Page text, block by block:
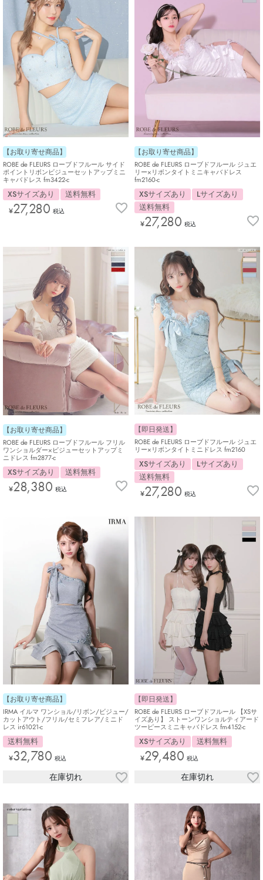
【お取り寄せ商品】
ROBE de FLEURS ローブドフルール サイド
ポイントリボンビジューセットアップミニ
キャバドレス fm3422-c
XSサイズあり 送料無料
¥27,280 税込
【お取り寄せ商品】
ROBE de FLEURS ローブドフルール ジュエ
リー×リボンタイトミニキャバドレス
fm2160-c
XSサイズあり
Lサイズあり
送料無料
¥27,280 税込
【お取り寄せ商品】
ROBE de FLEURS ローブドフルール フリル
ワンショルダー×ビジューセットアップミ
ニドレス fm2877-c
XSサイズあり 送料無料
¥28,380 税込
【即日発送】
ROBE de FLEURS ローブドフルール ジュエ
リー×リボンタイトミニドレス fm2160
XSサイズあり
Lサイズあり
送料無料
¥27,280 税込
【お取り寄せ商品】
IRMA イルマ ワンショル/リボン/ビジュー/
カットアウト/フリル/セミフレア/ミニド
レス ir61021-c
送料無料
¥32,780 税込
在庫切れ
【即日発送】
ROBE de FLEURS ローブドフルール 【XSサ
イズあり】 ストーンワンショルティアード
ツーピースミニキャバドレス fm4152-c
XSサイズあり 送料無料
¥29,480 税込
在庫切れ